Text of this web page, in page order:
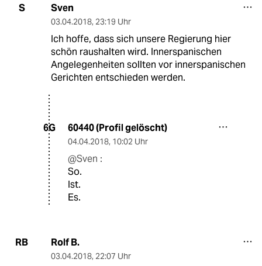
S Sven
03.04.2018, 23:19 Uhr
Ich hoffe, dass sich unsere Regierung hier
schön raushalten wird. Innerspanischen
Angelegenheiten sollten vor innerspanischen
Gerichten entschieden werden.
6G 60440 (Profil gelöscht)
04.04.2018, 10:02 Uhr
@Sven :
So.
Ist.
Es.
RB Rolf B.
03.04.2018, 22:07 Uhr